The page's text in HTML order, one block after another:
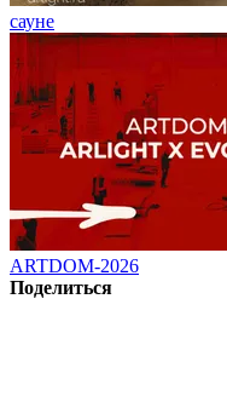
сауне
ARTDOM-2026
Поделиться